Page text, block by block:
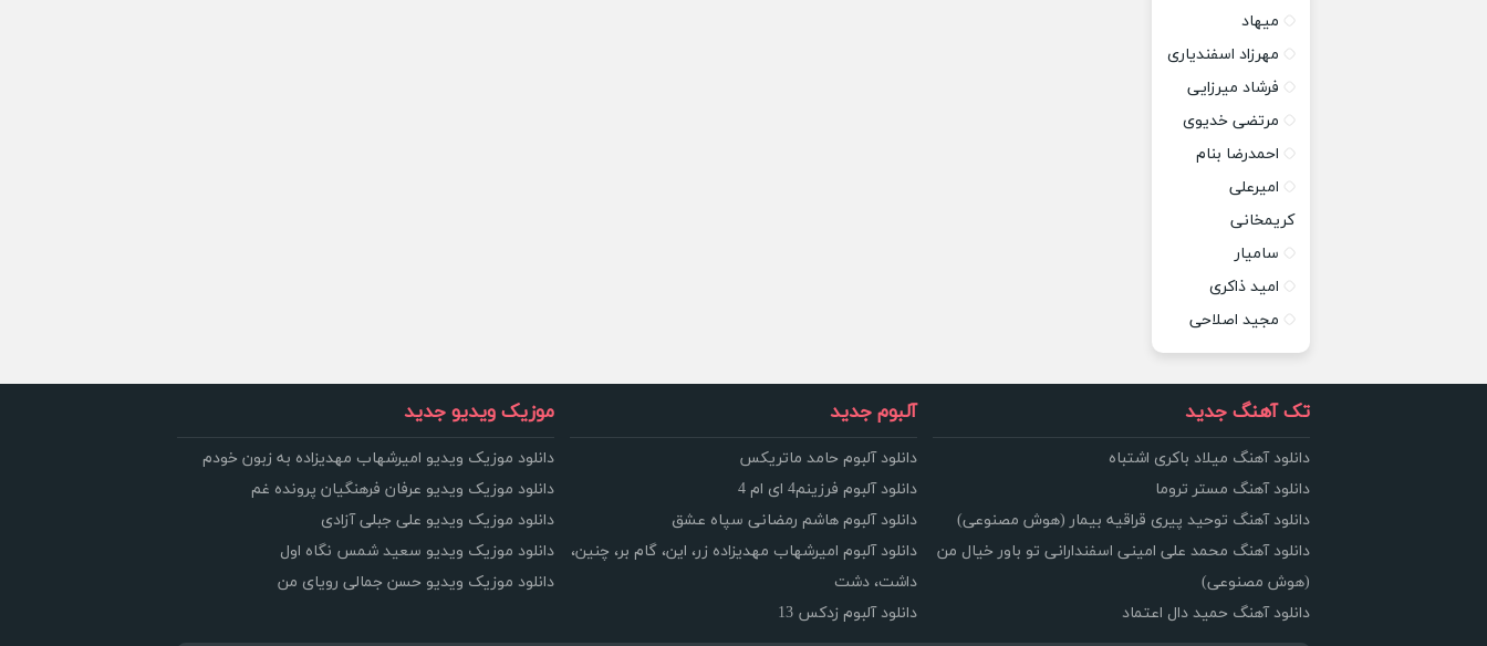
میهاد
مهرزاد اسفندیاری
فرشاد میرزایی
مرتضی خدیوی
احمدرضا بنام
امیرعلی
کریمخانی
سامیار
امید ذاکری
مجید اصلاحی
تک آهنگ جدید
دانلود آهنگ میلاد باکری اشتباه
دانلود آهنگ مستر تروما
دانلود آهنگ توحید پیری قراقیه بیمار (هوش مصنوعی)
دانلود آهنگ محمد علی امینی اسفندارانی تو باور خیال من
(هوش مصنوعی)
دانلود آهنگ حمید دال اعتماد
آلبوم جدید
دانلود آلبوم حامد ماتریکس
دانلود آلبوم فرزینم4 ای ام 4
دانلود آلبوم هاشم رمضانی سپاه عشق
دانلود آلبوم امیرشهاب مهدیزاده زر، این، گام بر، چنین،
داشت، دشت
دانلود آلبوم زدکس 13
موزیک ویدیو جدید
دانلود موزیک ویدیو امیرشهاب مهدیزاده به زبون خودم
دانلود موزیک ویدیو عرفان فرهنگیان پرونده غم
دانلود موزیک ویدیو علی جبلی آزادی
دانلود موزیک ویدیو سعید شمس نگاه اول
دانلود موزیک ویدیو حسن جمالی رویای من